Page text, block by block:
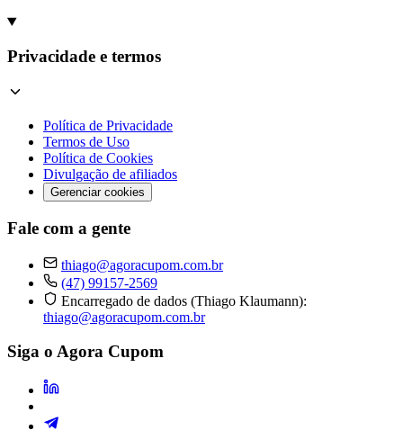
Privacidade e termos
Política de Privacidade
Termos de Uso
Política de Cookies
Divulgação de afiliados
Gerenciar cookies
Fale com a gente
thiago@agoracupom.com.br
(47) 99157-2569
Encarregado de dados (Thiago Klaumann):
thiago@agoracupom.com.br
Siga o Agora Cupom